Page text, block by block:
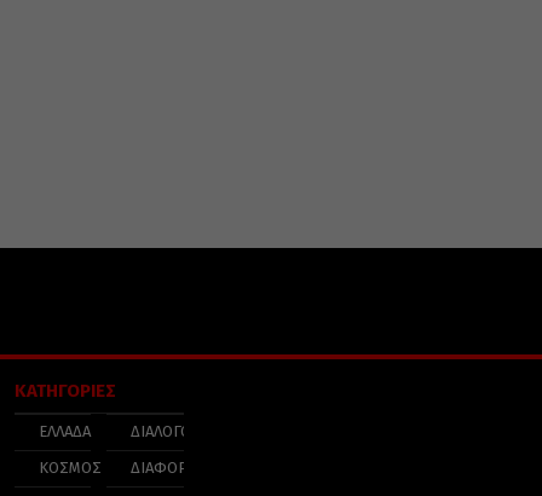
ΚΑΤΗΓΟΡΙΕΣ
ΕΛΛΑΔΑ
ΚΟΣΜΟΣ
ΔΙΑΛΟΓΟΣ
ΔΙΑΦΟΡΑ